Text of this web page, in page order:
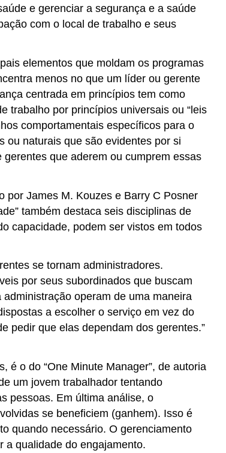
e gerenciar a segurança e a saúde
com o local de trabalho e seus
elementos que moldam os programas
menos no que um líder ou gerente
centrada em princípios tem como
trabalho por princípios universais ou “leis
comportamentais específicos para o
ou naturais que são evidentes por si
que aderem ou cumprem essas
por James M. Kouzes e Barry C Posner
também destaca seis disciplinas de
capacidade, podem ser vistos em todos
se tornam administradores.
por seus subordinados que buscam
operam de uma maneira
a escolher o serviço em vez do
pedir que elas dependam dos gerentes.”
é o do “One Minute Manager”, de autoria
um jovem trabalhador tentando
pessoas. Em última análise, o
se beneficiem (ganhem). Isso é
quando necessário. O gerenciamento
a qualidade do engajamento.